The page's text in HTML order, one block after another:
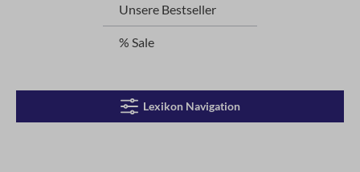
Unsere Bestseller
% Sale
Lexikon Navigation